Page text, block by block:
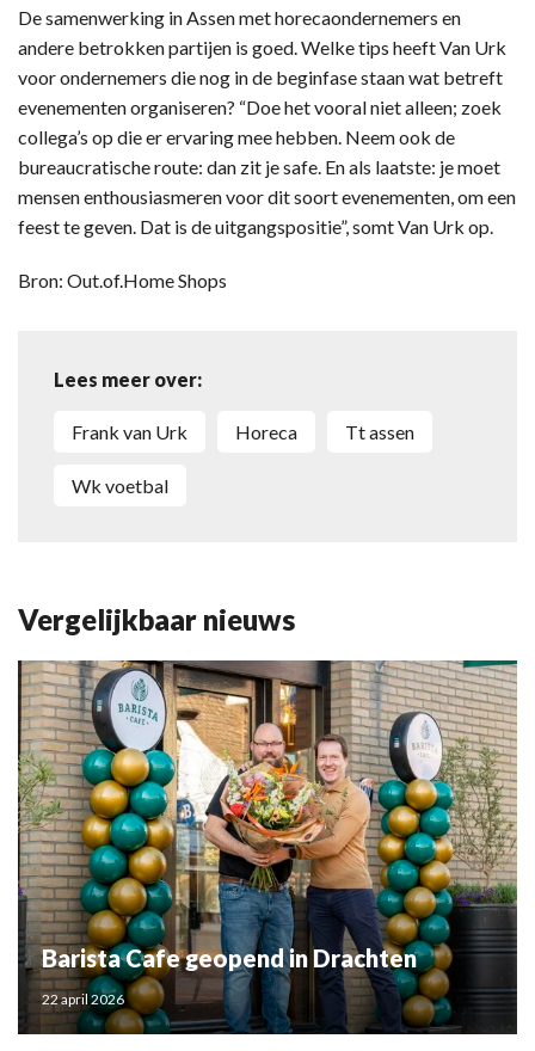
De samenwerking in Assen met horecaondernemers en
andere betrokken partijen is goed. Welke tips heeft Van Urk
voor ondernemers die nog in de beginfase staan wat betreft
evenementen organiseren? “Doe het vooral niet alleen; zoek
collega’s op die er ervaring mee hebben. Neem ook de
bureaucratische route: dan zit je safe. En als laatste: je moet
mensen enthousiasmeren voor dit soort evenementen, om een
feest te geven. Dat is de uitgangspositie”, somt Van Urk op.
Bron: Out.of.Home Shops
Lees meer over:
Frank van Urk Horeca tt assen
wk voetbal
Vergelijkbaar nieuws
Barista Cafe geopend in Drachten
22 april 2026